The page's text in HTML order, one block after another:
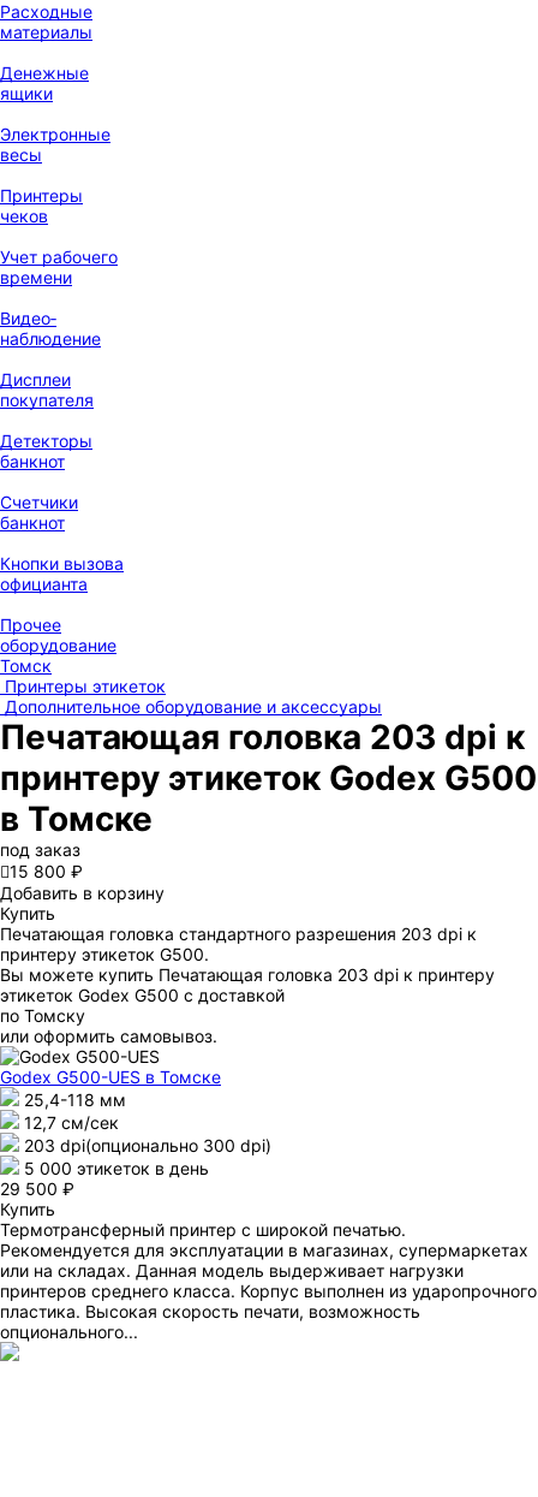
Расходные
материалы
Денежные
ящики
Электронные
весы
Принтеры
чеков
Учет рабочего
времени
Видео‑
наблюдение
Дисплеи
покупателя
Детекторы
банкнот
Счетчики
банкнот
Кнопки вызова
официанта
Прочее
оборудование
Томск
Принтеры этикеток
Дополнительное оборудование и аксессуары
Печатающая головка 203 dpi к
принтеру этикеток Godex G500
в Томске
под заказ
15 800 ₽
Добавить в корзину
Купить
Печатающая головка стандартного разрешения 203 dpi к
принтеру этикеток G500.
Вы можете купить Печатающая головка 203 dpi к принтеру
этикеток Godex G500 с доставкой
по Томску
или оформить самовывоз.
Godex G500-UES в Томске
25,4-118 мм
12,7 см/сек
203 dpi(опционально 300 dpi)
5 000 этикеток в день
29 500 ₽
Купить
Термотрансферный принтер с широкой печатью.
Рекомендуется для эксплуатации в магазинах, супермаркетах
или на складах. Данная модель выдерживает нагрузки
принтеров среднего класса. Корпус выполнен из ударопрочного
пластика. Высокая скорость печати, возможность
опционального...